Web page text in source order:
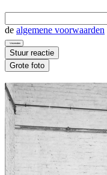
de algemene voorwaarden